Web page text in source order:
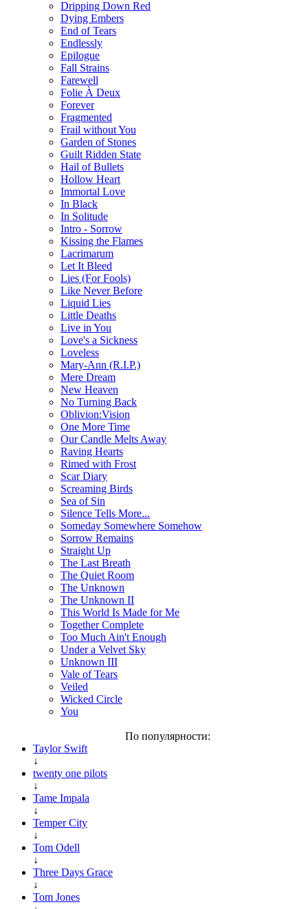
Dripping Down Red
Dying Embers
End of Tears
Endlessly
Epilogue
Fall Strains
Farewell
Folie À Deux
Forever
Fragmented
Frail without You
Garden of Stones
Guilt Ridden State
Hail of Bullets
Hollow Heart
Immortal Love
In Black
In Solitude
Intro - Sorrow
Kissing the Flames
Lacrimarum
Let It Bleed
Lies (For Fools)
Like Never Before
Liquid Lies
Little Deaths
Live in You
Love's a Sickness
Loveless
Mary-Ann (R.I.P.)
Mere Dream
New Heaven
No Turning Back
Oblivion:Vision
One More Time
Our Candle Melts Away
Raving Hearts
Rimed with Frost
Scar Diary
Screaming Birds
Sea of Sin
Silence Tells More...
Someday Somewhere Somehow
Sorrow Remains
Straight Up
The Last Breath
The Quiet Room
The Unknown
The Unknown II
This World Is Made for Me
Together Complete
Too Much Ain't Enough
Under a Velvet Sky
Unknown III
Vale of Tears
Veiled
Wicked Circle
You
По популярности:
Taylor Swift
↓
twenty one pilots
↓
Tame Impala
↓
Temper City
↓
Tom Odell
↓
Three Days Grace
↓
Tom Jones